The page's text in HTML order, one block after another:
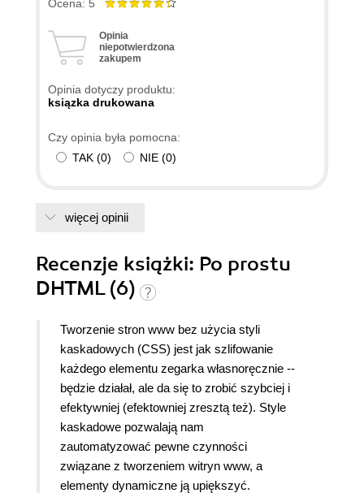
Ocena: 5
Opinia
niepotwierdzona
zakupem
Opinia dotyczy produktu:
ksiązka drukowana
Czy opinia była pomocna:
TAK (0) NIE (0)
więcej opinii
Recenzje książki: Po prostu
DHTML (6)
Tworzenie stron www bez użycia styli
kaskadowych (CSS) jest jak szlifowanie
każdego elementu zegarka własnoręcznie --
będzie działał, ale da się to zrobić szybciej i
efektywniej (efektowniej zresztą też). Style
kaskadowe pozwalają nam
zautomatyzować pewne czynności
związane z tworzeniem witryn www, a
elementy dynamiczne ją upiększyć.